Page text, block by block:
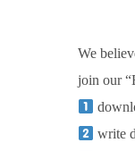
We
join our
write